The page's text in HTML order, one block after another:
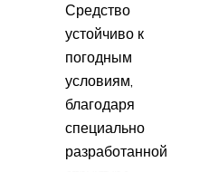
Средство
устойчиво к
погодным
условиям,
благодаря
специально
разработанной